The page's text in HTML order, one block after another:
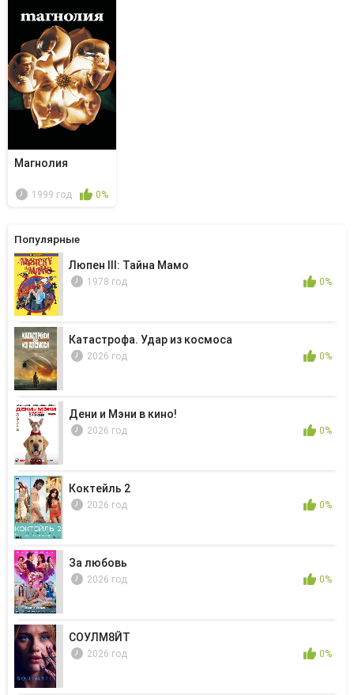
Популярные
Люпен III: Тайна Мамо
1978 год 0%
Катастрофа. Удар из космоса
2026 год 0%
Дени и Мэни в кино!
2026 год 0%
Коктейль 2
2026 год 0%
За любовь
2026 год 0%
СОУЛМ8ЙТ
2026 год 0%
Магнолия
1999 год 0%